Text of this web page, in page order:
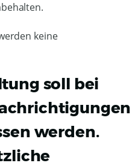
keine
soll bei
werden.